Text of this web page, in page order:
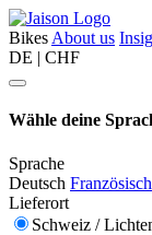
Bikes About us
DE | CHF
Wähle deine
Sprache
Deutsch Französisch
Lieferort
Schweiz /